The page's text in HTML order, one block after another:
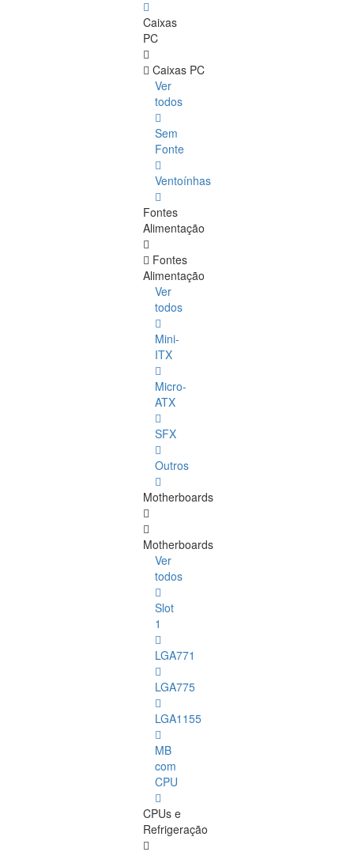
Caixas
PC
Caixas PC
Ver
todos
Sem
Fonte
Ventoínhas
Fontes
Alimentação
Fontes
Alimentação
Ver
todos
Mini-
ITX
Micro-
ATX
SFX
Outros
Motherboards
Motherboards
Ver
todos
Slot
1
LGA771
LGA775
LGA1155
MB
com
CPU
CPUs e
Refrigeração